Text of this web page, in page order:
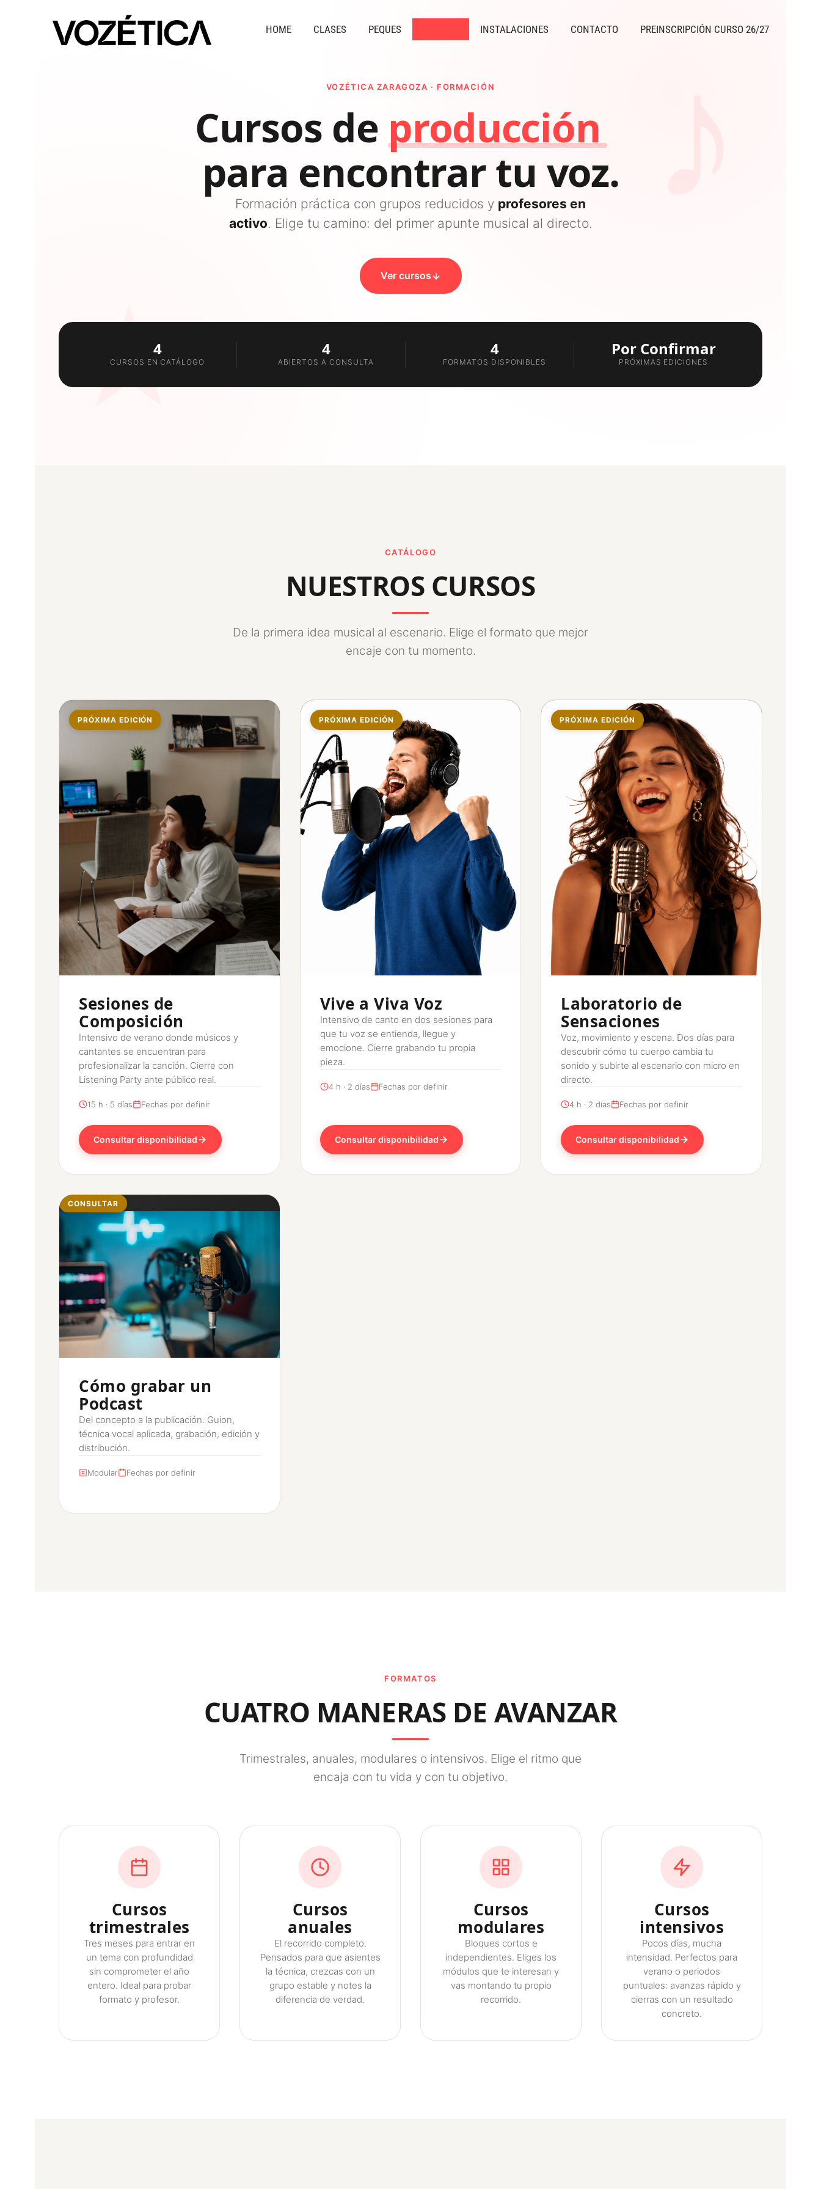
HOME CLASES PEQUES INSTALACIONES CONTACTO PREINSCRIPCIÓN CURSO 26/27
★
VOZÉTICA ZARAGOZA · FORMACIÓN
Cursos de podcast
para encontrar tu voz.
Formación práctica con grupos reducidos y profesores en
activo. Elige tu camino: del primer apunte musical al directo.
Ver cursos
4
CURSOS EN CATÁLOGO
4
ABIERTOS A CONSULTA
4
FORMATOS DISPONIBLES
Por Confirmar
PRÓXIMAS EDICIONES
CATÁLOGO
NUESTROS CURSOS
De la primera idea musical al escenario. Elige el formato que mejor
encaje con tu momento.
PRÓXIMA EDICIÓN
Sesiones de
Composición
Intensivo de verano donde músicos y
cantantes se encuentran para
profesionalizar la canción. Cierre con
Listening Party ante público real.
15 h · 5 días Fechas por definir
Consultar disponibilidad
PRÓXIMA EDICIÓN
Vive a Viva Voz
Intensivo de canto en dos sesiones para
que tu voz se entienda, llegue y
emocione. Cierre grabando tu propia
pieza.
4 h · 2 días Fechas por definir
Consultar disponibilidad
PRÓXIMA EDICIÓN
Laboratorio de
Sensaciones
Voz, movimiento y escena. Dos días para
descubrir cómo tu cuerpo cambia tu
sonido y subirte al escenario con micro en
directo.
4 h · 2 días Fechas por definir
Consultar disponibilidad
CONSULTAR
Cómo grabar un
Podcast
Del concepto a la publicación. Guion,
técnica vocal aplicada, grabación, edición y
distribución.
Modular Fechas por definir
FORMATOS
CUATRO MANERAS DE AVANZAR
Trimestrales, anuales, modulares o intensivos. Elige el ritmo que
encaja con tu vida y con tu objetivo.
Cursos
trimestrales
Tres meses para entrar en
un tema con profundidad
sin comprometer el año
entero. Ideal para probar
formato y profesor.
Cursos
anuales
El recorrido completo.
Pensados para que asientes
la técnica, crezcas con un
grupo estable y notes la
diferencia de verdad.
Cursos
modulares
Bloques cortos e
independientes. Eliges los
módulos que te interesan y
vas montando tu propio
recorrido.
Cursos
intensivos
Pocos días, mucha
intensidad. Perfectos para
verano o periodos
puntuales: avanzas rápido y
cierras con un resultado
concreto.